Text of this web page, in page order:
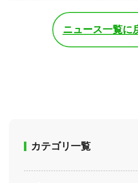
ニュース一覧に
カテゴリ一覧